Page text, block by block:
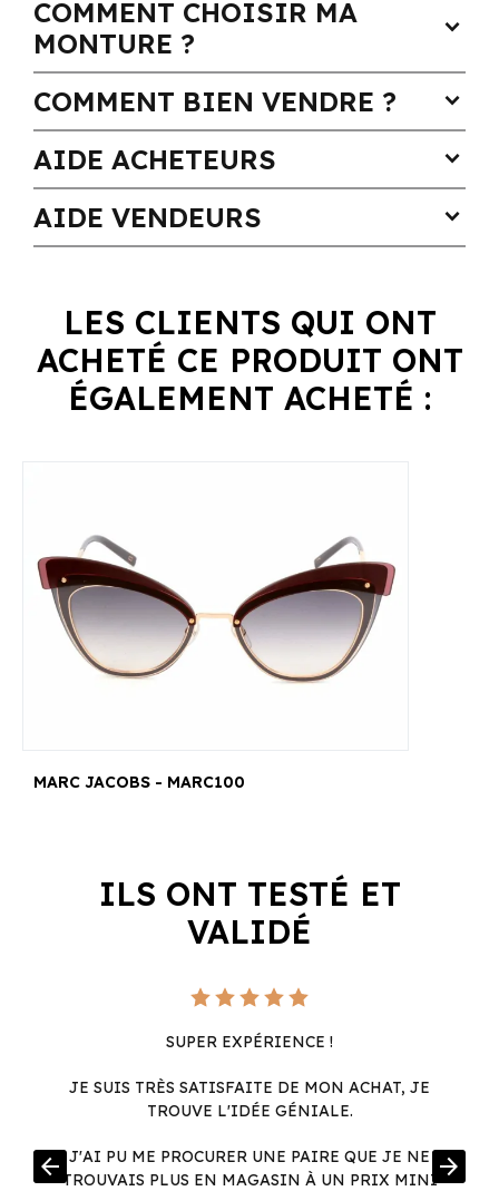
COMMENT CHOISIR MA
MONTURE ?
expand_more
COMMENT BIEN VENDRE ? expand_more
AIDE ACHETEURS expand_more
AIDE VENDEURS expand_more
LES CLIENTS QUI ONT
ACHETÉ CE PRODUIT ONT
ÉGALEMENT ACHETÉ :
MARC JACOBS - MARC100
ILS ONT TESTÉ ET
VALIDÉ
SUPER EXPÉRIENCE !
JE SUIS TRÈS SATISFAITE DE MON ACHAT, JE
TROUVE L'IDÉE GÉNIALE.
J'AI PU ME PROCURER UNE PAIRE QUE JE NE
TROUVAIS PLUS EN MAGASIN À UN PRIX MINI
arrow_back arrow_forward